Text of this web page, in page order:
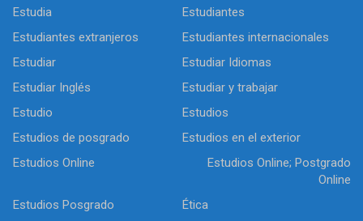
Estudia
Estudiantes
Estudiantes extranjeros
Estudiantes internacionales
Estudiar
Estudiar Idiomas
Estudiar Inglés
Estudiar y trabajar
Estudio
Estudios
Estudios de posgrado
Estudios en el exterior
Estudios Online
Estudios Online; Postgrado
Online
Estudios Posgrado
Ética